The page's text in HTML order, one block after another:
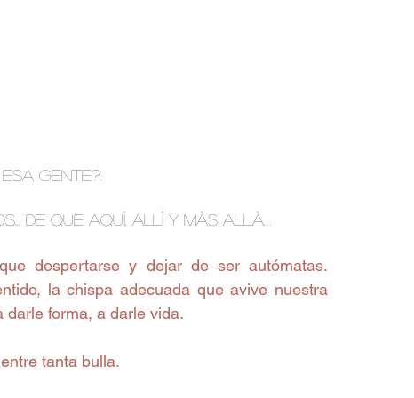
GENTE?.
de que aquí, allí y más allá…
despertarse y dejar de ser autómatas.
la chispa adecuada que avive nuestra
darle forma, a darle vida.
tanta bulla.